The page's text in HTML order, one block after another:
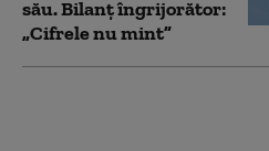
său. Bilanț îngrijorător:
„Cifrele nu mint”